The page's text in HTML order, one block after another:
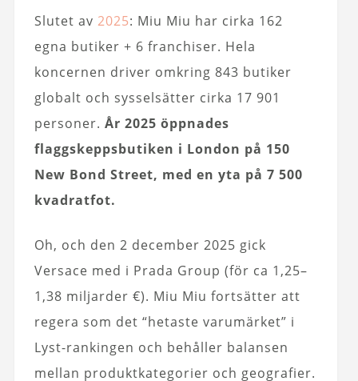
Slutet av 2025: Miu Miu har cirka 162
egna butiker + 6 franchiser. Hela
koncernen driver omkring 843 butiker
globalt och sysselsätter cirka 17 901
personer. År 2025 öppnades
flaggskeppsbutiken i London på 150
New Bond Street, med en yta på 7 500
kvadratfot.
Oh, och den 2 december 2025 gick
Versace med i Prada Group (för ca 1,25–
1,38 miljarder €). Miu Miu fortsätter att
regera som det “hetaste varumärket” i
Lyst-rankingen och behåller balansen
mellan produktkategorier och geografier.